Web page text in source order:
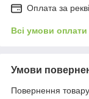
Оплата за
Всі умови оплати
Умови
Повернення